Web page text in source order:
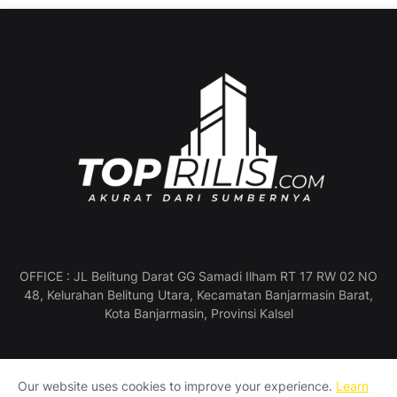
OFFICE : JL Belitung Darat GG Samadi Ilham RT 17 RW 02 NO
48, Kelurahan Belitung Utara, Kecamatan Banjarmasin Barat,
Kota Banjarmasin, Provinsi Kalsel
Profil Perusahaan Pedoman Media Siber
Our website uses cookies to improve your experience. Learn